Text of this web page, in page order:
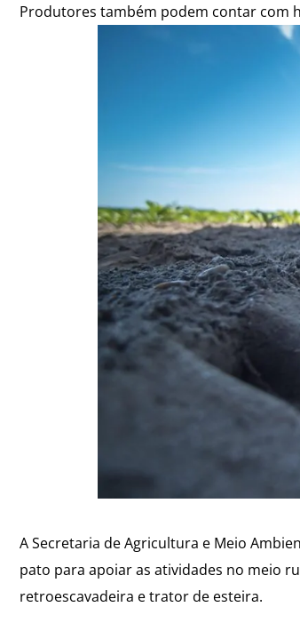
Produtores também podem contar com
A Secretaria de Agricultura e Meio
pato para apoiar as atividades no meio
retroescavadeira e trator de esteira.